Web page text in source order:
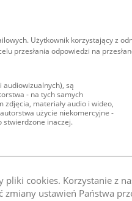
cookies. Korzystanie z
ustawień Państwa
Użytkownik korzystający z
przesłania odpowiedzi na
audiowizualnych), są
- na tych samych
zdjęcia, materiały audio i wideo,
użycie niekomercyjne -
stwierdzone inaczej.